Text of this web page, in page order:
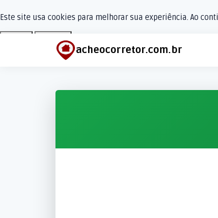
Este site usa cookies para melhorar sua experiência. Ao
Recusar
acheocorretor.com.br